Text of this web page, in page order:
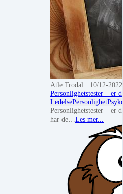
Atle Trodal · 10/12-2022
Personlighetstester – er
LedelsePersonlighet
Personlighetstester – er
har de… Les mer...